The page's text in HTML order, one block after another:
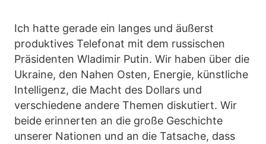
Ich hatte gerade ein langes und äußerst
produktives Telefonat mit dem russischen
Präsidenten Wladimir Putin. Wir haben über die
Ukraine, den Nahen Osten, Energie, künstliche
Intelligenz, die Macht des Dollars und
verschiedene andere Themen diskutiert. Wir
beide erinnerten an die große Geschichte
unserer Nationen und an die Tatsache, dass